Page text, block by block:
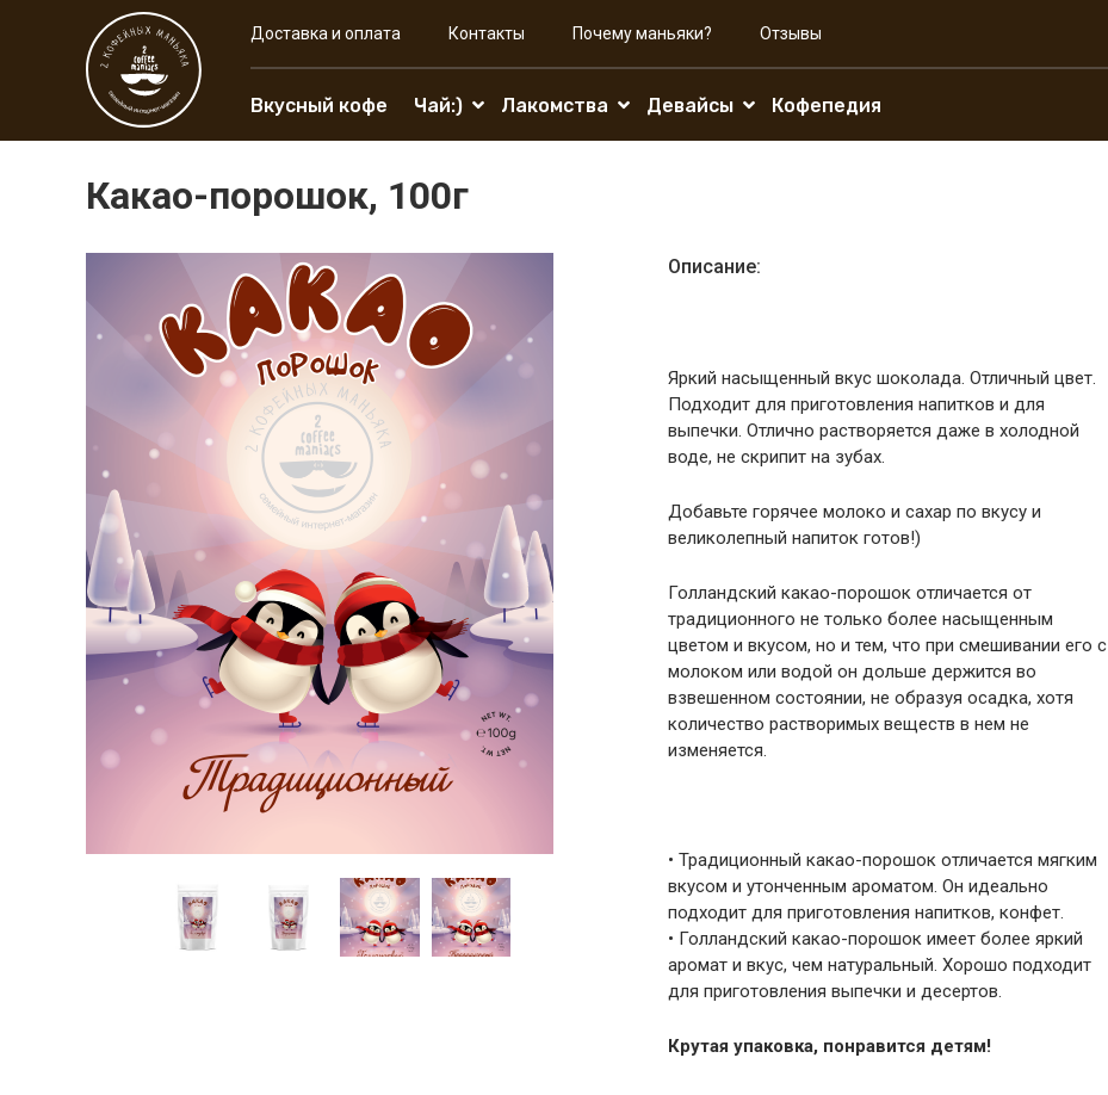
Доставка и оплата Контакты Почему маньяки? Отзывы
Вкусный кофе Чай:) Лакомства Девайсы Кофепедия
Какао-порошок, 100г
Описание:
Яркий насыщенный вкус шоколада. Отличный цвет.
Подходит для приготовления напитков и для
выпечки. Отлично растворяется даже в холодной
воде, не скрипит на зубах.
Добавьте горячее молоко и сахар по вкусу и
великолепный напиток готов!)
Голландский какао-порошок отличается от
традиционного не только более насыщенным
цветом и вкусом, но и тем, что при смешивании его с
молоком или водой он дольше держится во
взвешенном состоянии, не образуя осадка, хотя
количество растворимых веществ в нем не
изменяется.
• Традиционный какао-порошок отличается мягким
вкусом и утонченным ароматом. Он идеально
подходит для приготовления напитков, конфет.
• Голландский какао-порошок имеет более яркий
аромат и вкус, чем натуральный. Хорошо подходит
для приготовления выпечки и десертов.
Крутая упаковка, понравится детям!